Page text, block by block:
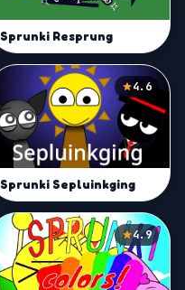
Sprunki Resprung
4.6
Sprunki Sepluinkging
4.9